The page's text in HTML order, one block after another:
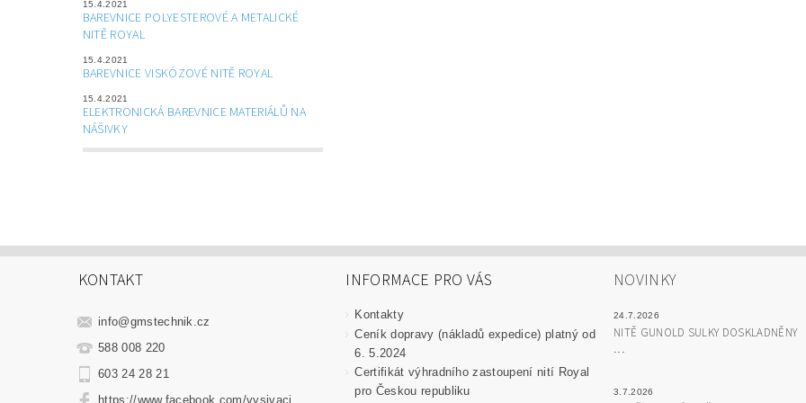
15.4.2021
BAREVNICE POLYESTEROVÉ A METALICKÉ
NITĚ ROYAL
15.4.2021
BAREVNICE VISKÓZOVÉ NITĚ ROYAL
15.4.2021
ELEKTRONICKÁ BAREVNICE MATERIÁLŮ NA
NÁŠIVKY
KONTAKT
info@gmstechnik.cz
588 008 220
603 24 28 21
https://www.facebook.com/vysivaci
INFORMACE PRO VÁS
Kontakty
Ceník dopravy (nákladů expedice) platný od
6. 5.2024
Certifikát výhradního zastoupení nití Royal
pro Českou republiku
NOVINKY
24.7.2026
NITĚ GUNOLD SULKY DOSKLADNĚNY
3.7.2026